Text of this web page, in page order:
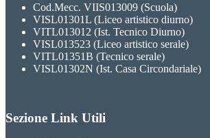
Cod.Mecc. VIIS013009 (Scuola)
VISL01301L (Liceo artistico diurno)
VITL013012 (Ist. Tecnico Diurno)
VISL013523 (Liceo artistico serale)
VITL01351B (Tecnico serale)
VISL01302N (Ist. Casa Circondariale)
Sezione Link Utili